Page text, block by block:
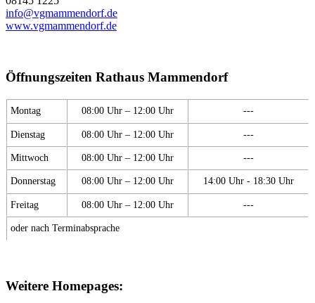
info@vgmammendorf.de
www.vgmammendorf.de
Öffnungszeiten Rathaus Mammendorf
Montag 08:00 Uhr – 12:00 Uhr ---
Dienstag 08:00 Uhr – 12:00 Uhr ---
Mittwoch 08:00 Uhr – 12:00 Uhr ---
Donnerstag 08:00 Uhr – 12:00 Uhr 14:00 Uhr - 18:30 Uhr
Freitag 08:00 Uhr – 12:00 Uhr ---
oder nach Terminabsprache
Weitere Homepages: